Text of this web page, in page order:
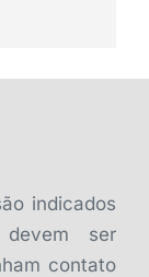
indicados
ser
contato